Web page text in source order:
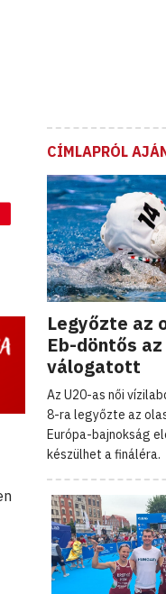
CÍMLAPRÓL
Legyőzte az
Eb-döntős
válogatott
Az U20-as női
8-ra legyőzte az
Európa-bajnokság
készülhet a fináléra.